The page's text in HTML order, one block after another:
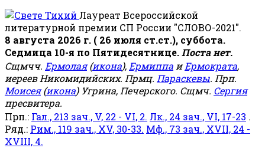
Лауреат Всероссийской
литературной премии СП России "СЛОВО-2021".
8 августа 2026 г. ( 26 июля ст.ст.), суббота.
Седмица 10-я по Пятидесятнице. Поста нет.
Сщмчч. Ермолая(икона), Ермиппа иЕрмократа,
иереев Никомидийских. Прмц. Параскевы. Прп.
Моисея(икона) Угрина, Печерского. Сщмч. Сергия
пресвитера.
Прп.: Гал., 213 зач., V, 22 - VI, 2. Лк., 24 зач., VI, 17-23 .
Ряд.: Рим., 119 зач., XV, 30-33. Мф., 73 зач., XVII, 24 -
XVIII, 4.